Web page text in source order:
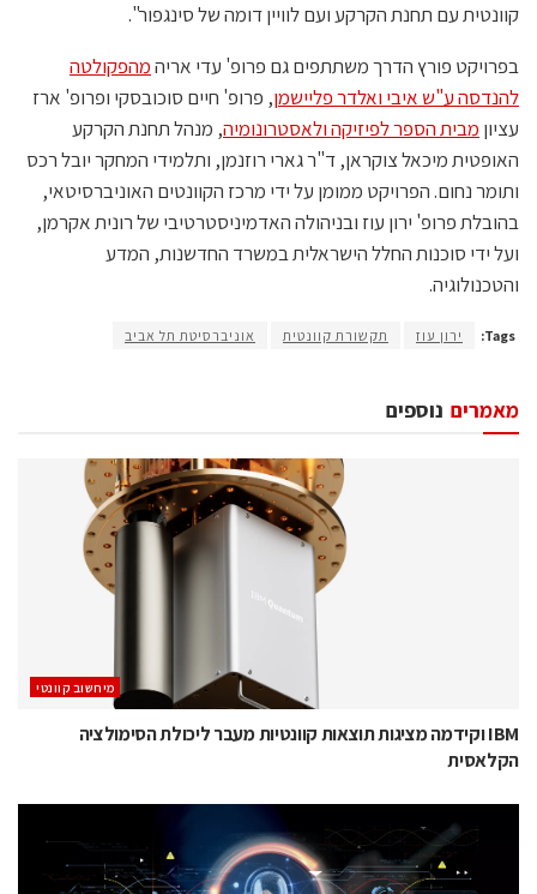
קוונטית עם תחנת הקרקע ועם לוויין דומה של סינגפור".
בפרויקט פורץ הדרך משתתפים גם פרופ' עדי אריהמהפקולטה
להנדסה ע"ש איבי ואלדר פליישמן, פרופ' חיים סוכובסקי ופרופ' ארז
עציון מבית הספר לפיזיקה ולאסטרונומיה, מנהל תחנת הקרקע
האופטית מיכאל צוקראן, ד"ר גארי רוזנמן, ותלמידי המחקר יובל רכס
ותומר נחום. הפרויקט ממומן על ידי מרכז הקוונטים האוניברסיטאי,
בהובלת פרופ' ירון עוז ובניהולה האדמיניסטרטיבי של רונית אקרמן,
ועל ידי סוכנות החלל הישראלית במשרד החדשנות, המדע
והטכנולוגיה.
Tags: ירון עוז תקשורת קוונטית אוניברסיטת תל אביב
נוספים מאמרים
מיחשוב קוונטי
IBM וקידמה מציגות תוצאות קוונטיות מעבר ליכולת הסימולציה
הקלאסית